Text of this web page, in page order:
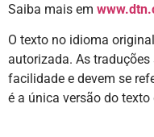
Saiba mais em
O texto no idioma
autorizada. As
facilidade e devem se
é a única versão do